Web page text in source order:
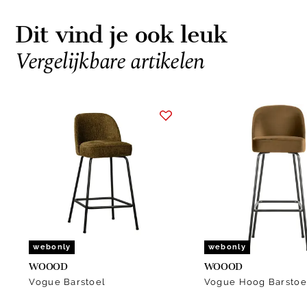
Dit vind je ook leuk
Vergelijkbare artikelen
webonly
WOOOD
Vogue Barstoel
webonly
WOOOD
Vogue Hoog